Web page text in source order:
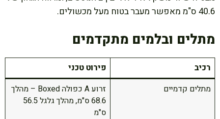
40.6 ס"מ מאפשר מעבר בטוח מעל מכשולים.
מתלים ובלמים מתקדמים
רכיב
פירוט טכני
מתלים קדמיים
זרוע A כפולה Boxed – מהלך
68.6 ס"מ, מהלך גלגל 56.5
ס"מ